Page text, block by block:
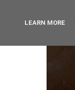
LEARN MORE